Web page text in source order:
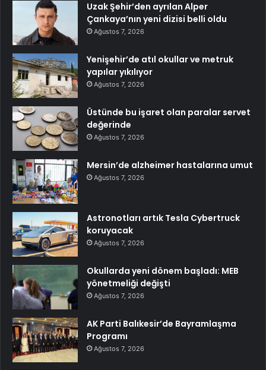
Uzak Şehir’den ayrılan Alper
Çankaya’nın yeni dizisi belli oldu
Ağustos 7, 2026
Yenişehir’de atıl okullar ve metruk
yapılar yıkılıyor
Ağustos 7, 2026
Üstünde bu işaret olan paralar servet
değerinde
Ağustos 7, 2026
Mersin’de alzheimer hastalarına umut
Ağustos 7, 2026
Astronotları artık Tesla Cybertruck
koruyacak
Ağustos 7, 2026
Okullarda yeni dönem başladı: MEB
yönetmeliği değişti
Ağustos 7, 2026
AK Parti Balıkesir’de Bayramlaşma
Programı
Ağustos 7, 2026